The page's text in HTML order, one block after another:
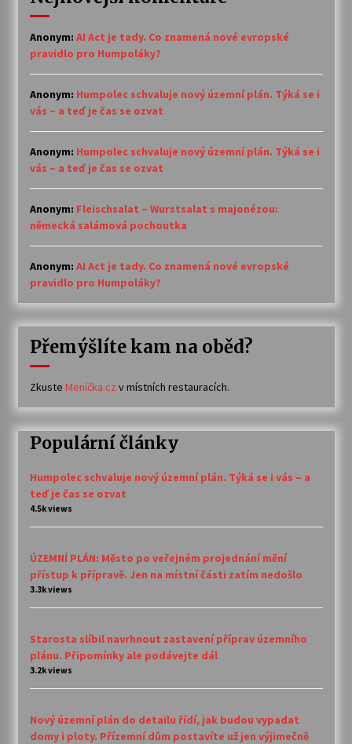
Anonym: AI Act je tady. Co znamená nové evropské
pravidlo pro Humpoláky?
Anonym: Humpolec schvaluje nový územní plán. Týká se i
vás – a teď je čas se ozvat
Anonym: Humpolec schvaluje nový územní plán. Týká se i
vás – a teď je čas se ozvat
Anonym: Fleischsalat – Wurstsalat s majonézou:
německá salámová pochoutka
Anonym: AI Act je tady. Co znamená nové evropské
pravidlo pro Humpoláky?
Přemýšlíte kam na oběd?
Zkuste Meníčka.cz v místních restauracích.
Populární články
Humpolec schvaluje nový územní plán. Týká se i vás – a
teď je čas se ozvat
4.5k views
ÚZEMNÍ PLÁN: Město po veřejném projednání mění
přístup k přípravě. Jen na místní části zatím nedošlo
3.3k views
Starosta slíbil navrhnout zastavení příprav územního
plánu. Připomínky ale podávejte dál
3.2k views
Nový územní plán do detailu řídí, jak budou vypadat
domy i ploty. Přízemní dům postavíte už jen výjimečně